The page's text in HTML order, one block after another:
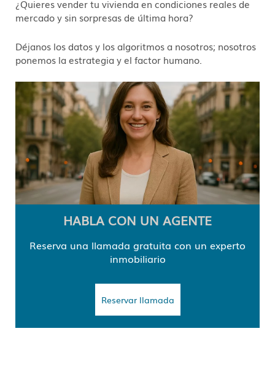
¿Quieres vender tu vivienda en condiciones reales de
mercado y sin sorpresas de última hora?
Déjanos los datos y los algoritmos a nosotros; nosotros
ponemos la estrategia y el factor humano.
HABLA CON UN AGENTE
Reserva una llamada gratuita con un experto
inmobiliario
Reservar llamada